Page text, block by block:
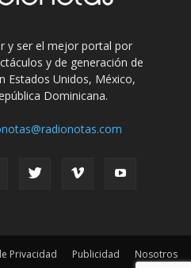
y ser el mejor portal por
y de generación de
Estados Unidos, México,
Dominicana.
Privacidad Publicidad Nosotros